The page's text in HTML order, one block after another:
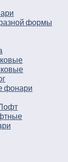
формы
фонари